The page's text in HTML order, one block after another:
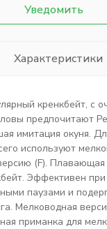
Уведомить
Характеристики
кренкбейт, с
предпочитают
имитация окуня.
используют
(F).
Эффективен
паузами и
Мелководная
приманка для